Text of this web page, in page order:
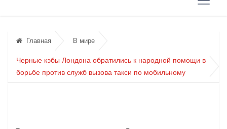
Главная В мире
Черные кэбы Лондона обратились к народной помощи в
борьбе против служб вызова такси по мобильному